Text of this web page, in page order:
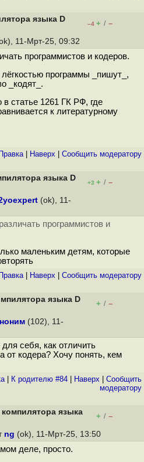
языка D
–4 + / –
11-Мрт-25, 09:32
программистов и кодеров.
лёгкостью программы _пишут_,
_кодят_.
в статье 1261 ГК РФ, где
к литературному
Правка| Наверх Cообщить модератору
языка D
+3 + / –
(ok), 11-
программистов и
маленьким детям, которые
Правка| Наверх Cообщить модератору
языка D
+ / –
(102), 11-
себя, как отличить
от кодера? Хочу понять, кем
| К родителю #84 Наверх
Cообщить
модератору
языка
+ / –
ng (ok), 11-Мрт-25, 13:50
деле, просто.